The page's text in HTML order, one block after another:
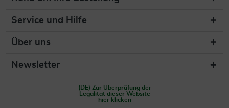
Service und Hilfe
Über uns
Newsletter
(DE) Zur Überprüfung der
Legalität dieser Website
hier klicken